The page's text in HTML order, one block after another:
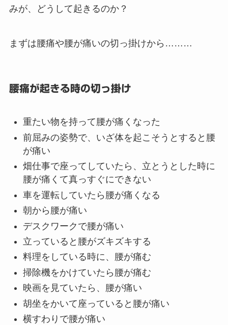
みが、どうして起きるのか？
まずは腰痛や腰が痛いの切っ掛けから………
腰痛が起きる時の切っ掛け
重たい物を持って腰が痛くなった
前屈みの姿勢で、いざ体を起こそうとすると腰
が痛い
畑仕事で座ってしていたら、立とうとした時に
腰が痛くて真っすぐにできない
車を運転していたら腰が痛くなる
朝から腰が痛い
デスクワークで腰が痛い
立っていると腰がズキズキする
料理をしている時に、腰が痛む
掃除機をかけていたら腰が痛む
映画を見ていたら、腰が痛い
胡坐をかいて座っていると腰が痛い
横すわりで腰が痛い